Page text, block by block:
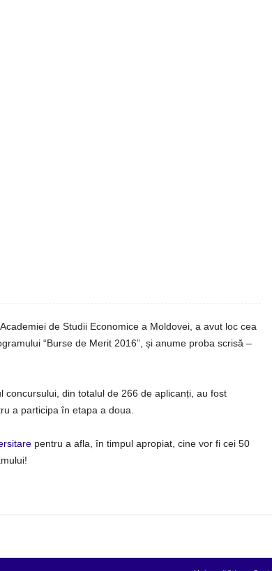
de Studii Economice a Moldovei, a avut loc cea
“Burse de Merit 2016”, și anume proba scrisă –
din totalul de 266 de aplicanți, au fost
a participa în etapa a doua.
pentru a afla, în timpul apropiat, cine vor fi cei 50